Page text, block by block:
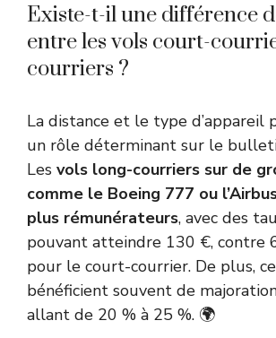
Existe-t-il une différence
entre les vols court-
courriers ?
La distance et le type d’appareil
un rôle déterminant sur le
Les vols long-courriers sur de
comme le Boeing 777 ou
plus rémunérateurs, avec des
pouvant atteindre 130 €, contre
pour le court-courrier. De plus,
bénéficient souvent de
allant de 20 % à 25 %. 🌍